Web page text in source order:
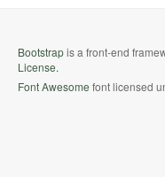
Bootstrapis a front-end
License.
Font Awesome font licensed